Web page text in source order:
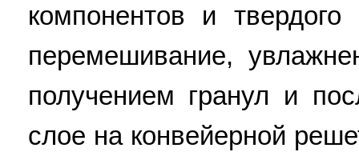
компонентов и
перемешивание,
получением гранул и
слое на конвейерной